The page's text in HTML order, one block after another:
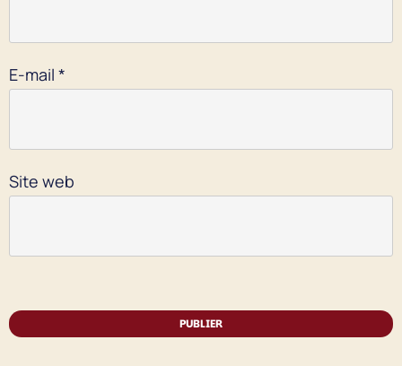
E-mail *
Site web
PUBLIER